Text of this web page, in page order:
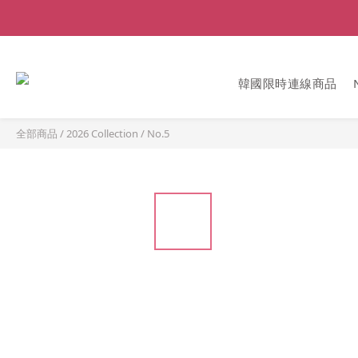
韓國限時連線商品
全部商品 /2026 Collection / No.5